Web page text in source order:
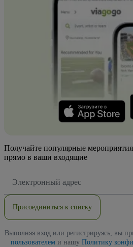
Получайте популярные
прямо в ваши входящие
электронной
Присоединиться к списку
Выполняя вход или регистрируясь, вы
пользователеми нашу Политику